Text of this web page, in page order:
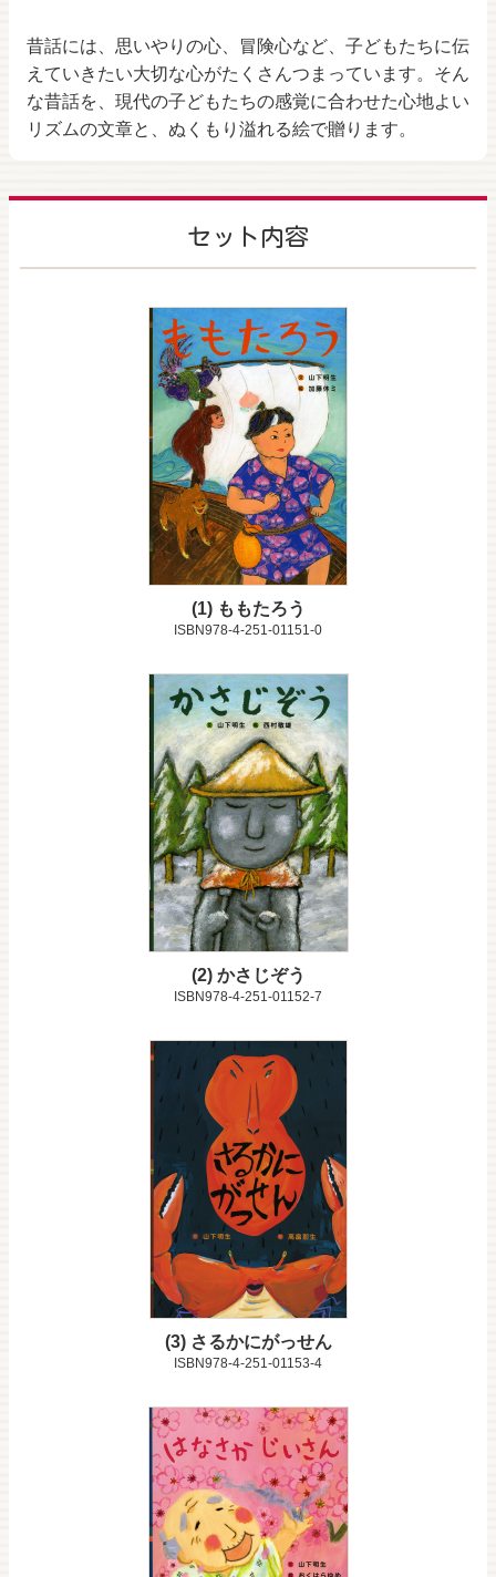
昔話には、思いやりの心、冒険心など、子どもたちに伝
えていきたい大切な心がたくさんつまっています。そん
な昔話を、現代の子どもたちの感覚に合わせた心地よい
リズムの文章と、ぬくもり溢れる絵で贈ります。
セット内容
1 ももたろう
ISBN978-4-251-01151-0
2 かさじぞう
ISBN978-4-251-01152-7
3 さるかにがっせん
ISBN978-4-251-01153-4